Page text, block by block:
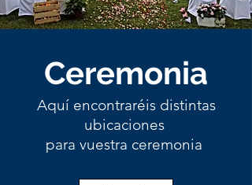
Ceremonia
Aquí encontraréis distintas
ubicaciones
para vuestra ceremonia